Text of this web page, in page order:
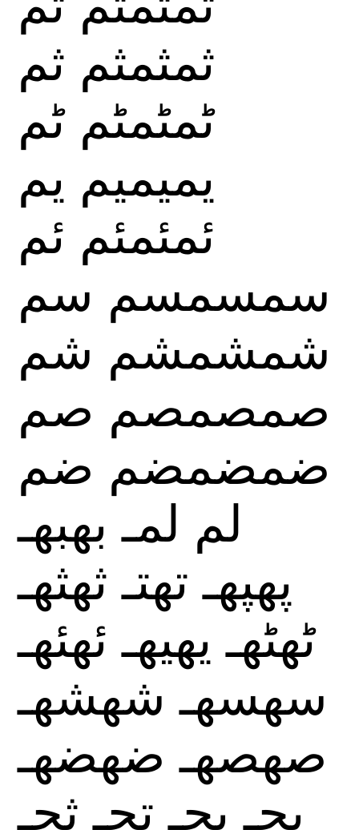
ثمثمثم ثم
ٹمٹمٹم ٹم
يميميم يم
ئمئمئم ئم
سمسمسم سم
شمشمشم شم
صمصمصم صم
ضمضمضم ضم
لم لمـ بهبهـ
پهپهـ تهتـ ثهثهـ
ٹهٹهـ يهيهـ ئهئهـ
سهسهـ شهشهـ
صهصهـ ضهضهـ
بجـ پجـ تجـ ثجـ